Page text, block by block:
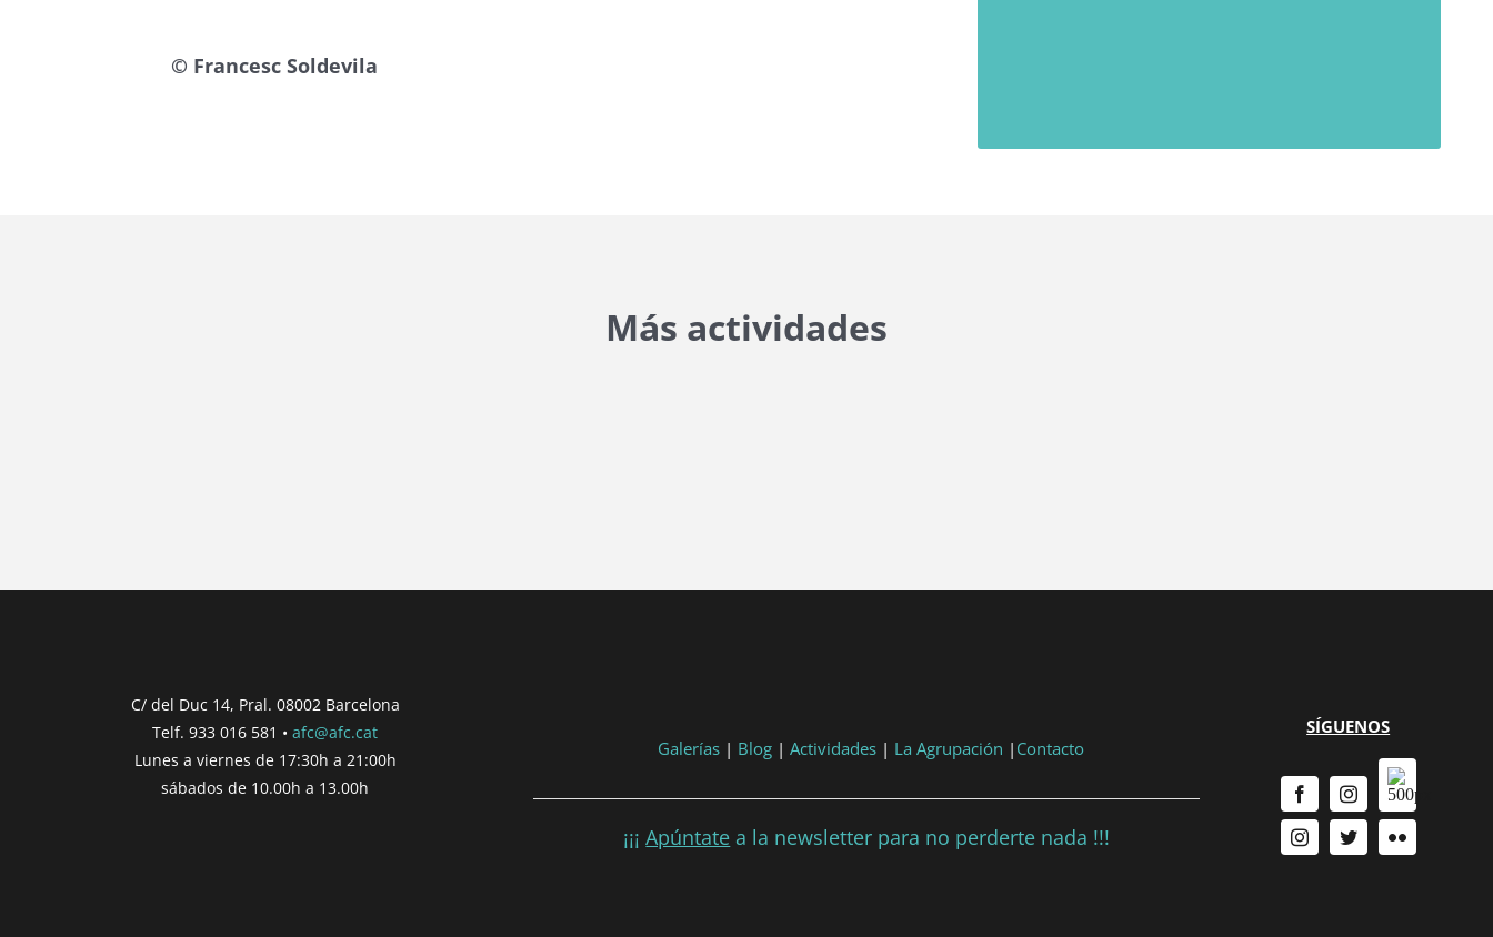
© Francesc Soldevila
Más actividades
Consultar Participar
C/ del Duc 14, Pral. 08002 Barcelona
Telf. 933 016 581 •afc@afc.cat
Lunes a viernes de 17:30h a 21:00h
sábados de 10.00h a 13.00h
Galerías | Blog |Actividades | La Agrupación | Contacto
¡¡¡Apúntate a la newsletter para no perderte nada !!!
SÍGUENOS